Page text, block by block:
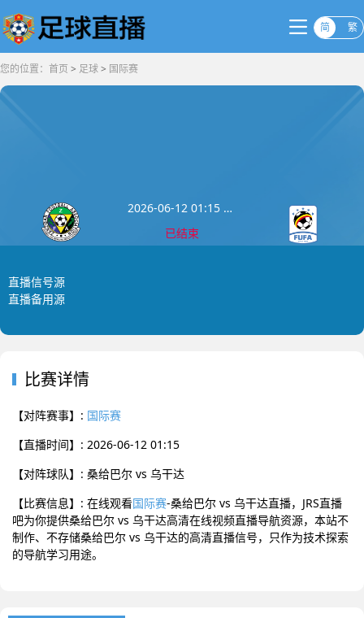
简 繁
您的位置： 首页 > 足球> 国际赛
2026-06-12 01:15 国际赛
已结束
直播信号源
直播备用源
比赛详情
【对阵赛事】: 国际赛
【直播时间】: 2026-06-12 01:15
【对阵球队】: 桑给巴尔 vs 乌干达
【比赛信息】: 在线观看国际赛-桑给巴尔 vs 乌干达直播，JRS直播
吧为你提供桑给巴尔 vs 乌干达高清在线视频直播导航资源，本站不
制作、不存储桑给巴尔 vs 乌干达的高清直播信号，只作为技术探索
的导航学习用途。